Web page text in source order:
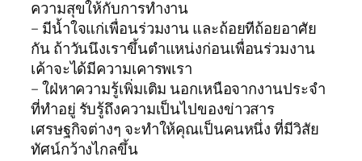
ความสุขให้กับการทำงาน
– มีน้ำใจแก่เพื่อนร่วมงาน และถ้อยทีถ้อยอาศัย
กัน ถ้าวันนึงเราขึ้นตำแหน่งก่อนเพื่อนร่วมงาน
เค้าจะได้มีความเคารพเรา
– ใฝ่หาความรู้เพิ่มเติม นอกเหนือจากงานประจำ
ที่ทำอยู่ รับรู้ถึงความเป็นไปของข่าวสาร
เศรษฐกิจต่างๆ จะทำให้คุณเป็นคนหนึ่ง ที่มีวิสัย
ทัศน์กว้างไกลขึ้น